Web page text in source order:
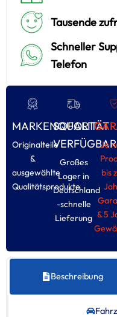
Tausende
Schneller
Telefon
MARKENQUALITÄT
Originalteile
&
ausgewählte
Qualitätsprodukte
SOFORT
VERFÜGBAR
Großes
Loger in
Deutschland
-schnelle
Lieferung
Je
bis
& 5
Beschreibung